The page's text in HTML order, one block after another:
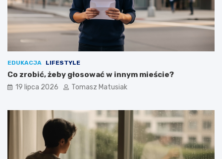
EDUKACJA LIFESTYLE
Co zrobić, żeby głosować w innym mieście?
19 lipca 2026 Tomasz Matusiak